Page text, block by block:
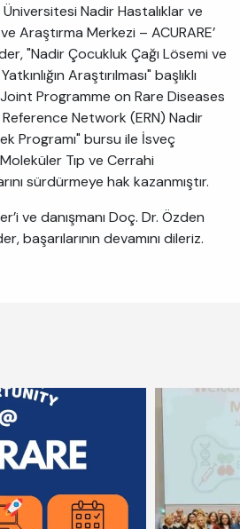
Üniversitesi Nadir Hastalıklar ve
Araştırma Merkezi – ACURARE’
"Nadir Çocukluk Çağı Lösemi ve
Araştırılması" başlıklı
Programme on Rare Diseases
Network (ERN) Nadir
Programı" bursu ile İsveç
Tıp ve Cerrahi
sürdürmeye hak kazanmıştır.
ve danışmanı Doç. Dr. Özden
başarılarının devamını dileriz.